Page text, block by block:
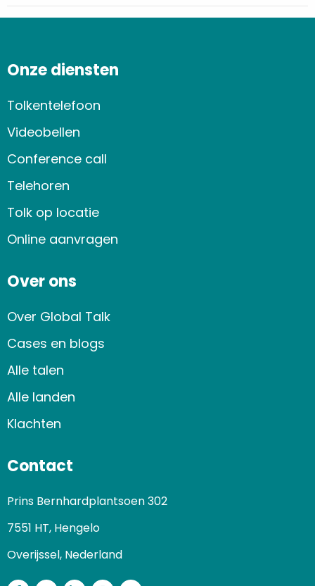
Onze diensten
Tolkentelefoon
Videobellen
Conference call
Telehoren
Tolk op locatie
Online aanvragen
Over ons
Over Global Talk
Cases en blogs
Alle talen
Alle landen
Klachten
Contact
Prins Bernhardplantsoen 302
7551 HT, Hengelo
Overijssel, Nederland